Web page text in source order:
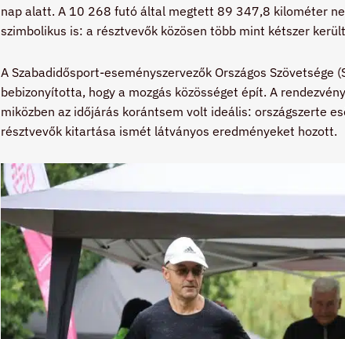
nap alatt. A 10 268 futó által megtett 89 347,8 kilométer
szimbolikus is: a résztvevők közösen több mint kétszer
A Szabadidősport-eseményszervezők Országos Szövetsége
bebizonyította, hogy a mozgás közösséget épít. A
miközben az időjárás korántsem volt ideális: országszerte
résztvevők kitartása ismét látványos eredményeket hozott.